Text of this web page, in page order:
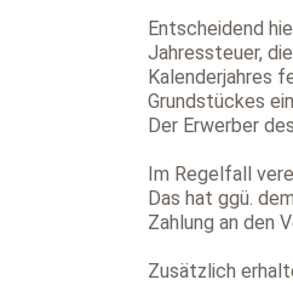
Entscheidend
Jahressteuer,
Kalenderjahres
Grundstückes
Der Erwerber
Im Regelfall
Das hat ggü.
Zahlung an den
Zusätzlich